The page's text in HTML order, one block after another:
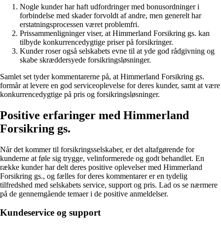
Nogle kunder har haft udfordringer med bonusordninger i
forbindelse med skader forvoldt af andre, men generelt har
erstatningsprocessen været problemfri.
Prissammenligninger viser, at Himmerland Forsikring gs. kan
tilbyde konkurrencedygtige priser på forsikringer.
Kunder roser også selskabets evne til at yde god rådgivning og
skabe skræddersyede forsikringsløsninger.
Samlet set tyder kommentarerne på, at Himmerland Forsikring gs.
formår at levere en god serviceoplevelse for deres kunder, samt at være
konkurrencedygtige på pris og forsikringsløsninger.
Positive erfaringer med Himmerland
Forsikring gs.
Når det kommer til forsikringsselskaber, er det altafgørende for
kunderne at føle sig trygge, velinformerede og godt behandlet. En
række kunder har delt deres positive oplevelser med Himmerland
Forsikring gs., og fælles for deres kommentarer er en tydelig
tilfredshed med selskabets service, support og pris. Lad os se nærmere
på de gennemgående temaer i de positive anmeldelser.
Kundeservice og support